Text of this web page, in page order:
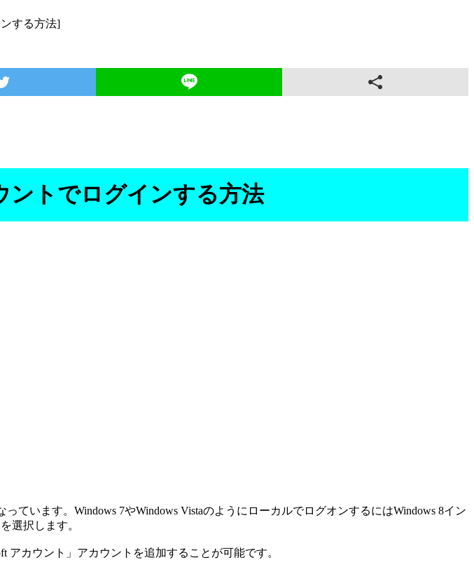
する方法]
ントでログインする方法
ています。Windows 7やWindows VistaのようにローカルでログオンするにはWindows 8イン
選択します。
カウント」アカウントを追加することが可能です。